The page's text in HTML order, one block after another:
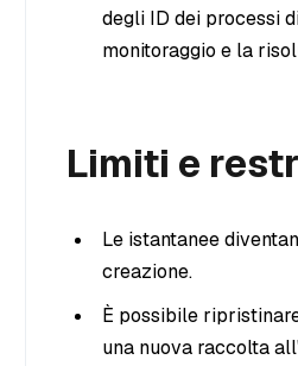
degli ID dei processi
monitoraggio e la
Limiti e
Le istantanee
creazione.
È possibile
una nuova raccolta